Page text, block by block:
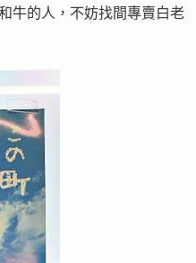
牛的人，不妨找間專賣白老